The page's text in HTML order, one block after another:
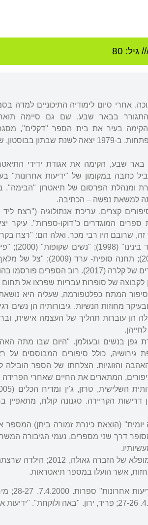
גיל: 80
אחרי סיום לימודיה התיכוניים למדה
ב-1967 עברה להתגורר בבאר שבע, שם גם
באוניברסיטת בן-גוריון. ב-1975 הקימה בעיר את בית הספר
בישראל לנערים ליקויי למידה והתפתחות. ב-1979
באר שבע, הקימה את אגודת ידידי
למשאת נפשה – הכתיבה.
סיפורים קצרים, עריכת אנתולוגיה ("רצח
בכתיבת ספרים המוגדרים כ"דוקו-ספרות".
של סופרות עבריות שפרצו אל
המתח כפלטפורמה, שעליה היא
מחוזות הנשיות. גיבורותיה הן נשים
הן עוברות תהליך של העצמה אישית,
כולל סיפורים המבוססים על
והזוגיות. הצלחתו של הספר
של סיפורים, המתארים את החיים שאחרי הפרידה
הקריירה. סגנונה קולח, מתאפיין
יומית" (הוצאת כינרת זמורה ביתן)
דרך שני מספרים, נעמי הגיבורה
אביטוב,